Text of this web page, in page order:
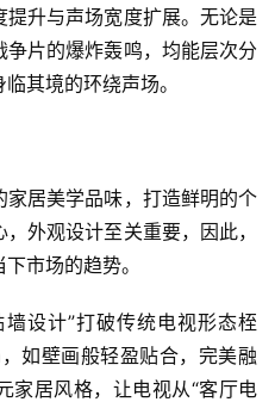
升与声场宽度扩展。无论是
片的爆炸轰鸣，均能层次分
其境的环绕声场。
居美学品味，打造鲜明的个
外观设计至关重要，因此，
市场的趋势。
设计”打破传统电视形态桎
如壁画般轻盈贴合，完美融
家居风格，让电视从“客厅电